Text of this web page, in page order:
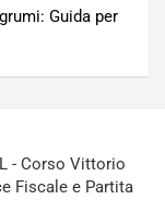
Guida per
- Corso Vittorio
Fiscale e Partita